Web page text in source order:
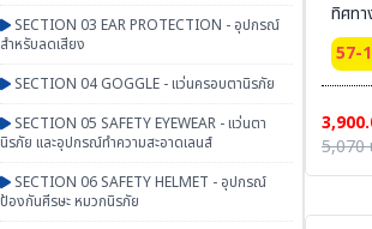
SECTION 03 EAR PROTECTION - อุปกรณ์
สำหรับลดเสียง
SECTION 04 GOGGLE - แว่นครอบตานิรภัย
SECTION 05 SAFETY EYEWEAR - แว่นตา
นิรภัย และอุปกรณ์ทำความสะอาดเลนส์
SECTION 06 SAFETY HELMET - อุปกรณ์
ป้องกันศีรษะ หมวกนิรภัย
ทิศท
57-
5,070